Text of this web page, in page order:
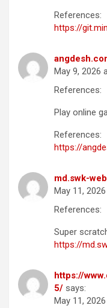
References:
https://
May 9, 2026
References:
Play online
References:
https://
md.swk-
May 11,
References:
Super
https://
https://
5/ says:
May 11,